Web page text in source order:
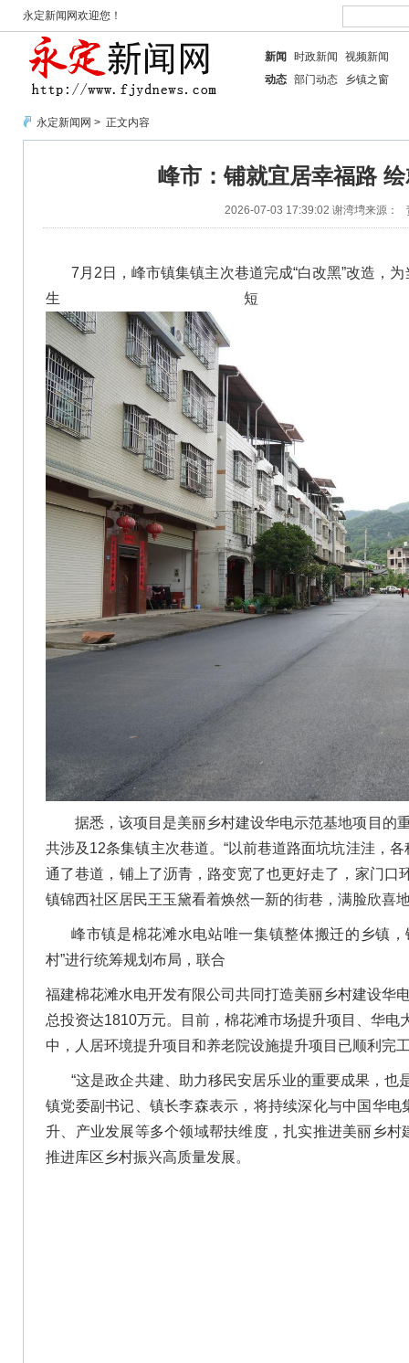
永定新闻网欢迎您！
新闻 时政新闻
视频新闻
动态 部门动态 乡镇之窗
永定新闻网 > 正文内容
峰市：铺就宜居幸福路
2026-07-03 17:39:02 谢湾塆来源：
7月2日，峰市镇集镇主次巷道完成“白改黑”改造，
生短
据悉，该项目是美丽乡村建设华电示范基地项目 的
共涉及12条集镇主次巷道。“以前巷道路面坑坑洼洼，
通了巷道，铺上了沥青，路变宽了也更好走了，家门口
镇锦西社区居民王玉黛看着焕然一新的街巷，满脸欣喜
峰市镇是棉花滩水电站唯一集镇整体搬迁的乡镇
村”进行统筹规划布局，联合
福建棉花滩水电开发有限公司 共同打造美丽乡村建设华
总投资达1810万元。目前，棉花滩市场提升项目、华电
中，人居环境提升项目和养老院设施提升项目已顺利完
“这是政企共建、助力移民安居乐业的重要成果，也
镇党委副书记、镇长李森表示，将持续深化与中国华
升、产业发展等多个领域帮扶维度，扎实推进美丽乡
推进库区乡村振兴高质量发展。